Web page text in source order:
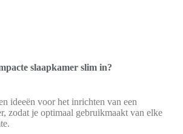
slaapkamer slim in?
ideeën voor het inrichten van een
zodat je optimaal gebruikmaakt van elke